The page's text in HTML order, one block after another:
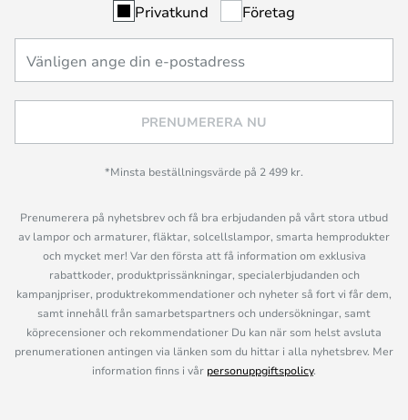
Privatkund Företag
PRENUMERERA NU
*Minsta beställningsvärde på 2 499 kr.
Prenumerera på nyhetsbrev och få bra erbjudanden på vårt stora utbud
av lampor och armaturer, fläktar, solcellslampor, smarta hemprodukter
och mycket mer! Var den första att få information om exklusiva
rabattkoder, produktprissänkningar, specialerbjudanden och
kampanjpriser, produktrekommendationer och nyheter så fort vi får dem,
samt innehåll från samarbetspartners och undersökningar, samt
köprecensioner och rekommendationer Du kan när som helst avsluta
prenumerationen antingen via länken som du hittar i alla nyhetsbrev. Mer
information finns i vår personuppgiftspolicy.